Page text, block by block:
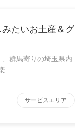
たいお土産＆グ
群馬寄りの埼玉県内
…
サービスエリア